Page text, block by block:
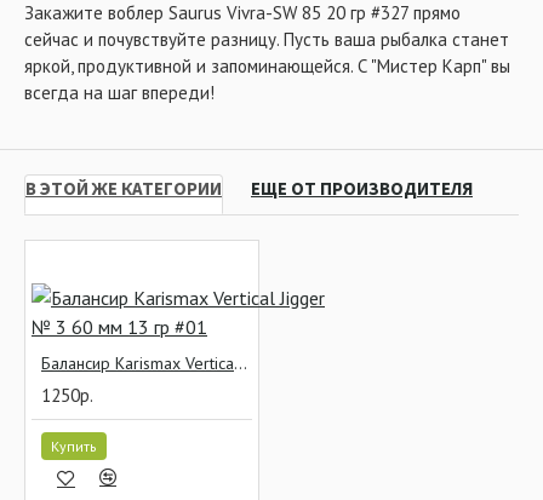
Закажите воблер Saurus Vivra-SW 85 20 гр #327 прямо
сейчас и почувствуйте разницу. Пусть ваша рыбалка станет
яркой, продуктивной и запоминающейся. С "Мистер Карп" вы
всегда на шаг впереди!
В ЭТОЙ ЖЕ КАТЕГОРИИ ЕЩЕ ОТ ПРОИЗВОДИТЕЛЯ
Балансир Karismax Vertical Jigger № 3 60 мм 13 гр #01
1250р.
Купить